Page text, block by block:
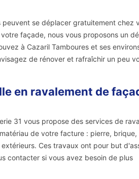
se déplacer gratuitement chez
façade, nous vous proposons un
à Cazaril Tamboures et ses
de rénover et rafraîchir un peu
en ravalement de
31 vous propose des services de
de votre facture : pierre, brique,
Ces travaux ont pour but
contacter si vous avez besoin de plus